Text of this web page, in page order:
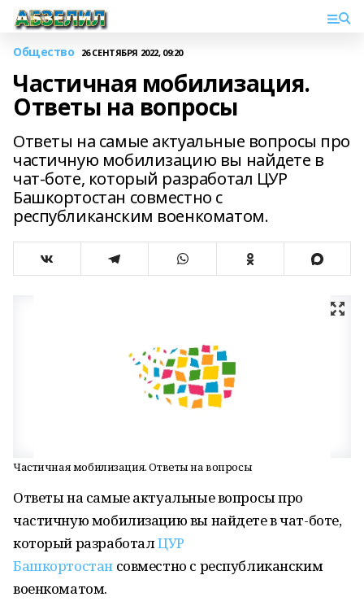
Общество 26 СЕНТЯБРЯ 2022, 09:20
Частичная мобилизация.
Ответы на вопросы
Ответы на самые актуальные вопросы про
частичную мобилизацию вы найдете в
чат-боте, который разработал ЦУР
Башкортостан совместно с
республиканским военкоматом.
Частичная мобилизация. Ответы на вопросы
Ответы на самые актуальные вопросы про
частичную мобилизацию вы найдете в чат-боте,
который разработалЦУР
Башкортостансовместно с республиканским
военкоматом.